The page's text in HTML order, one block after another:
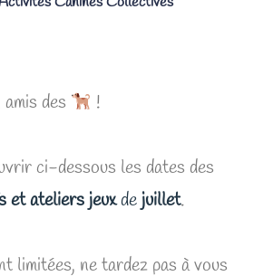
des !
ci-dessous les dates des
et ateliers jeuxde juillet.
limitées, ne tardez pas à vous